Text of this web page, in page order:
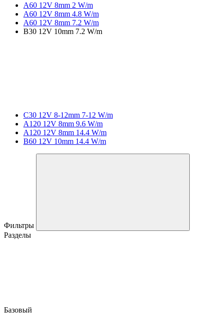
A60 12V 8mm 2 W/m
A60 12V 8mm 4.8 W/m
A60 12V 8mm 7.2 W/m
B30 12V 10mm 7.2 W/m
C30 12V 8-12mm 7-12 W/m
A120 12V 8mm 9.6 W/m
A120 12V 8mm 14.4 W/m
B60 12V 10mm 14.4 W/m
Фильтры
Разделы
Базовый